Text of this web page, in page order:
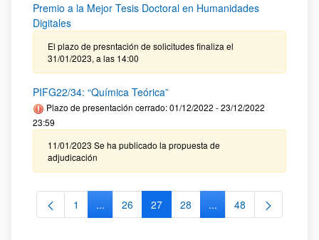
Premio a la Mejor Tesis Doctoral en Humanidades
Digitales
El plazo de presntación de solicitudes finaliza el
31/01/2023, a las 14:00
PIFG22/34: “Química Teórica”
Plazo de presentación cerrado: 01/12/2022 - 23/12/2022
23:59
11/01/2023 Se ha publicado la propuesta de
adjudicación
Página
1 ...Páginas intermedias Use TAB para desplazarse.
Página
26 Página
27 Página
28 ...Páginas intermedias
Página
48